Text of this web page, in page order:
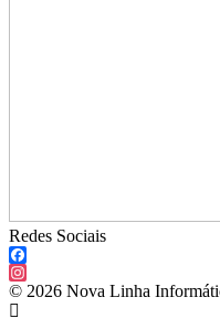
Redes Sociais
Facebook
Instagram
© 2026 Nova Linha